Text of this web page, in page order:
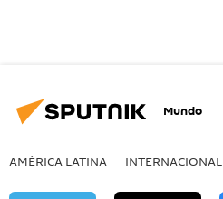
Mundo
AMÉRICA LATINA INTERNACIONAL